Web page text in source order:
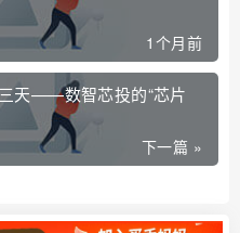
1个月前
天——数智芯投的“芯片
下一篇 »